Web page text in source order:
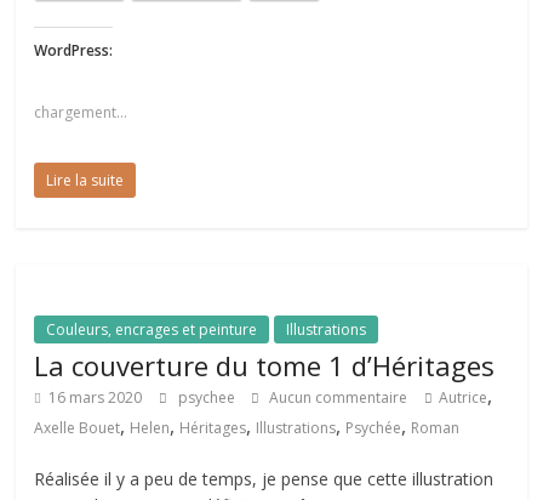
WordPress:
chargement…
Lire la suite
Couleurs, encrages et peinture Illustrations
La couverture du tome 1 d’Héritages
16 mars 2020 psychee Aucun commentaire Autrice,
Axelle Bouet, Helen, Héritages, Illustrations, Psychée, Roman
Réalisée il y a peu de temps, je pense que cette illustration